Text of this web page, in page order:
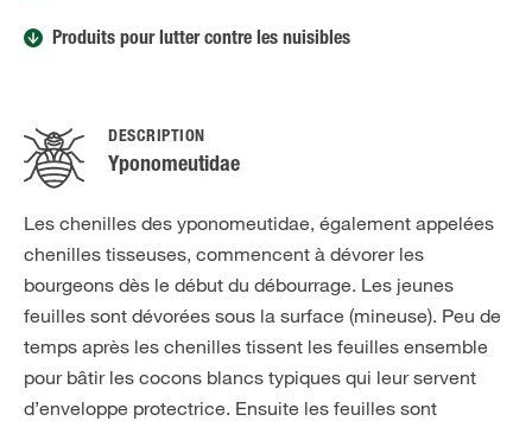
Produits pour lutter contre les nuisibles
DESCRIPTION
Yponomeutidae
Les chenilles des yponomeutidae, également appelées
chenilles tisseuses, commencent à dévorer les
bourgeons dès le début du débourrage. Les jeunes
feuilles sont dévorées sous la surface (mineuse). Peu de
temps après les chenilles tissent les feuilles ensemble
pour bâtir les cocons blancs typiques qui leur servent
d’enveloppe protectrice. Ensuite les feuilles sont